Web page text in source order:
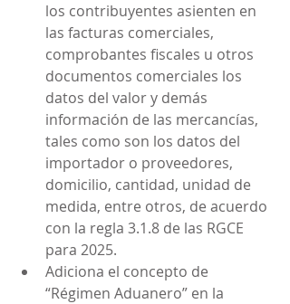
los contribuyentes asienten en
las facturas comerciales,
comprobantes fiscales u otros
documentos comerciales los
datos del valor y demás
información de las mercancías,
tales como son los datos del
importador o proveedores,
domicilio, cantidad, unidad de
medida, entre otros, de acuerdo
con la regla 3.1.8 de las RGCE
para 2025.
Adiciona el concepto de
“Régimen Aduanero” en la